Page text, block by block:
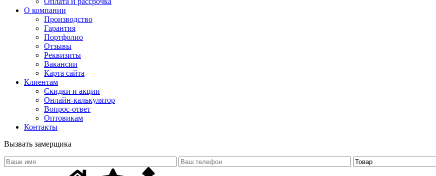
О компании
Производство
Гарантия
Портфолио
Отзывы
Реквизиты
Вакансии
Карта сайта
Клиентам
Скидки и акции
Онлайн-калькулятор
Вопрос-ответ
Оптовикам
Контакты
Вызвать замерщика